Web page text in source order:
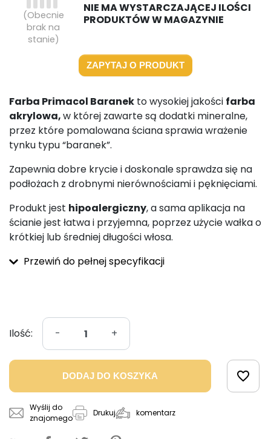
NIE MA WYSTARCZAJĄCEJ ILOŚCI
PRODUKTÓW W MAGAZYNIE
(Obecnie
brak na
stanie)
ZAPYTAJ O PRODUKT
Farba Primacol Baranek to wysokiej jakości farba
akrylowa,w której zawarte są dodatki mineralne,
przez które pomalowana ściana sprawia wrażenie
tynku typu “baranek”.
Zapewnia dobre krycie i doskonale sprawdza się na
podłożach z drobnymi nierównościami i pęknięciami.
Produkt jest hipoalergiczny, a sama aplikacja na
ścianie jest łatwa i przyjemna, poprzez użycie wałka o
krótkiej lub średniej długości włosa.
Przewiń do pełnej specyfikacji
Ilość: - +
DODAJ DO KOSZYKA favorite_border
Wyślij do
znajomego
Drukuj komentarz